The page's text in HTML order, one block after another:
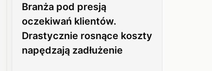
Branża pod presją
oczekiwań klientów.
Drastycznie rosnące koszty
napędzają zadłużenie